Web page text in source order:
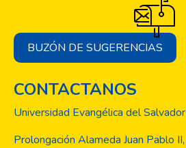
BUZÓN DE SUGERENCIAS
CONTACTANOS
Universidad Evangélica del Salvador
Prolongación Alameda Juan Pablo II,